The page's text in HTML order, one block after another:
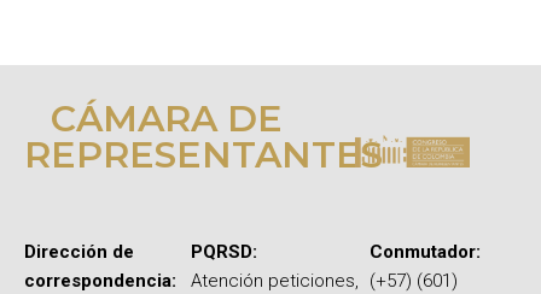
CÁMARA DE
REPRESENTANTES
Dirección de
correspondencia:
PQRSD:
Atención peticiones,
Conmutador:
(+57) (601)